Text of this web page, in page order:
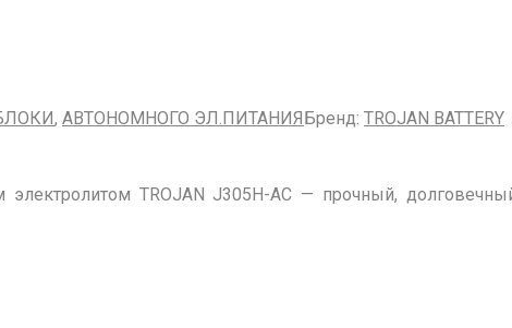
, АВТОНОМНОГО ЭЛ.ПИТАНИЯ Бренд: TROJAN BATTERY
электролитом TROJAN J305H-AC — прочный,